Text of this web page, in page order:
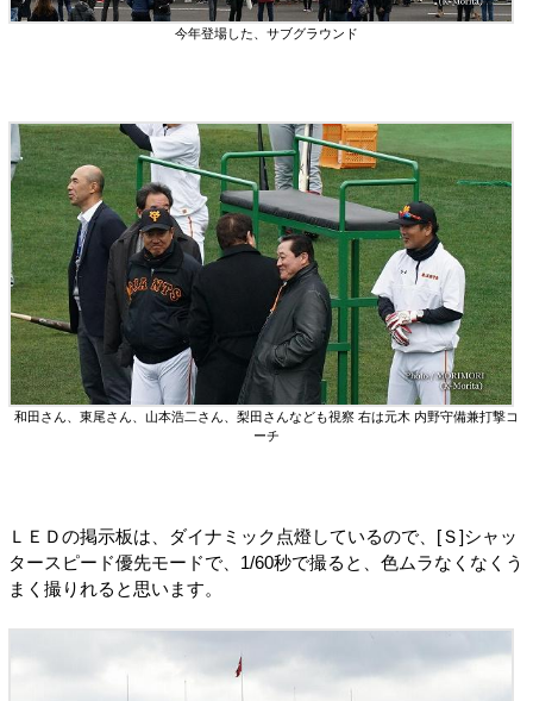
今年登場した、サブグラウンド
和田さん、東尾さん、山本浩二さん、梨田さんなども視察 右は元木 内野守備兼打撃コ
ーチ
ＬＥＤの掲示板は、ダイナミック点燈しているので、[Ｓ]シャッ
タースピード優先モードで、1/60秒で撮ると、色ムラなくなくう
まく撮りれると思います。